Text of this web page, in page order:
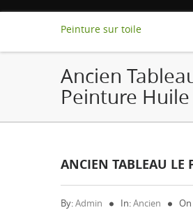
Peinture sur toile
Ancien
Peinture
ANCIEN TABLEAU LE
By:Admin In:Ancien On